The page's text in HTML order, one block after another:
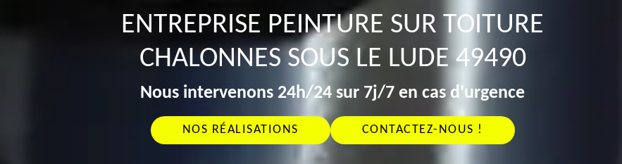
ENTREPRISE PEINTURE SUR TOITURE
CHALONNES SOUS LE LUDE 49490
Nous intervenons 24h/24 sur 7j/7 en cas d'urgence
NOS RÉALISATIONS CONTACTEZ-NOUS !